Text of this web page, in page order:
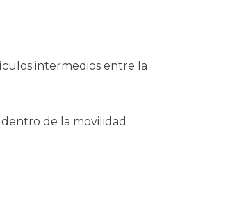
intermedios entre la
de la movilidad